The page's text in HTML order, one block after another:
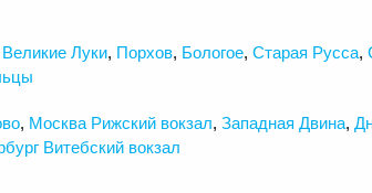
Великие Луки, Порхов, Бологое, Старая Русса,
, Москва Рижский вокзал, Западная Двина,
Витебский вокзал